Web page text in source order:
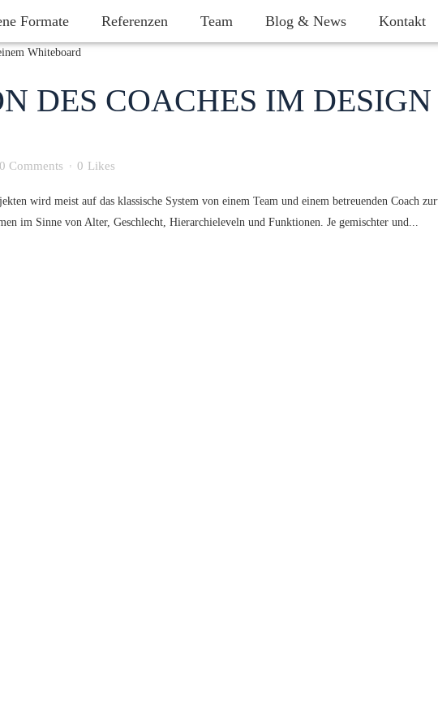
Formate Referenzen Team Blog & News Kontakt
DES COACHES IM DESIGN
0 Comments 0 Likes
wird meist auf das klassische System von einem Team und einem betreuenden Coach
im Sinne von Alter, Geschlecht, Hierarchieleveln und Funktionen. Je gemischter und...